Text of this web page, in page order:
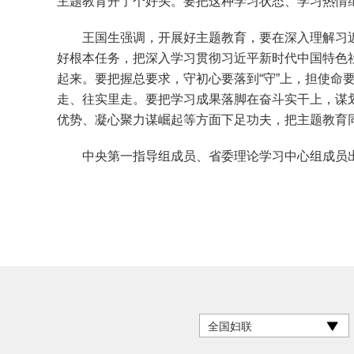
王国生强调，开展好主题教育，要在深入理解习
好根本任务，把深入学习贯彻习近平新时代中国特
起来。要把握总要求，守初心要落到“守”上，担使命
走、往实里走。要把学习成果落脚在奋斗实干上，
优势、凝心聚力谋崛起等方面下足功夫，把主题教
中央第一指导组成员、省委理论学习中心组成员
全国妇联